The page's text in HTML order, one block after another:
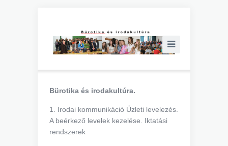
Bürotika és irodakultúra.
1. Irodai kommunikáció Üzleti levelezés.
A beérkező levelek kezelése. Iktatási
rendszerek